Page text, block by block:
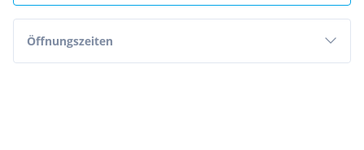
Öffnungszeiten